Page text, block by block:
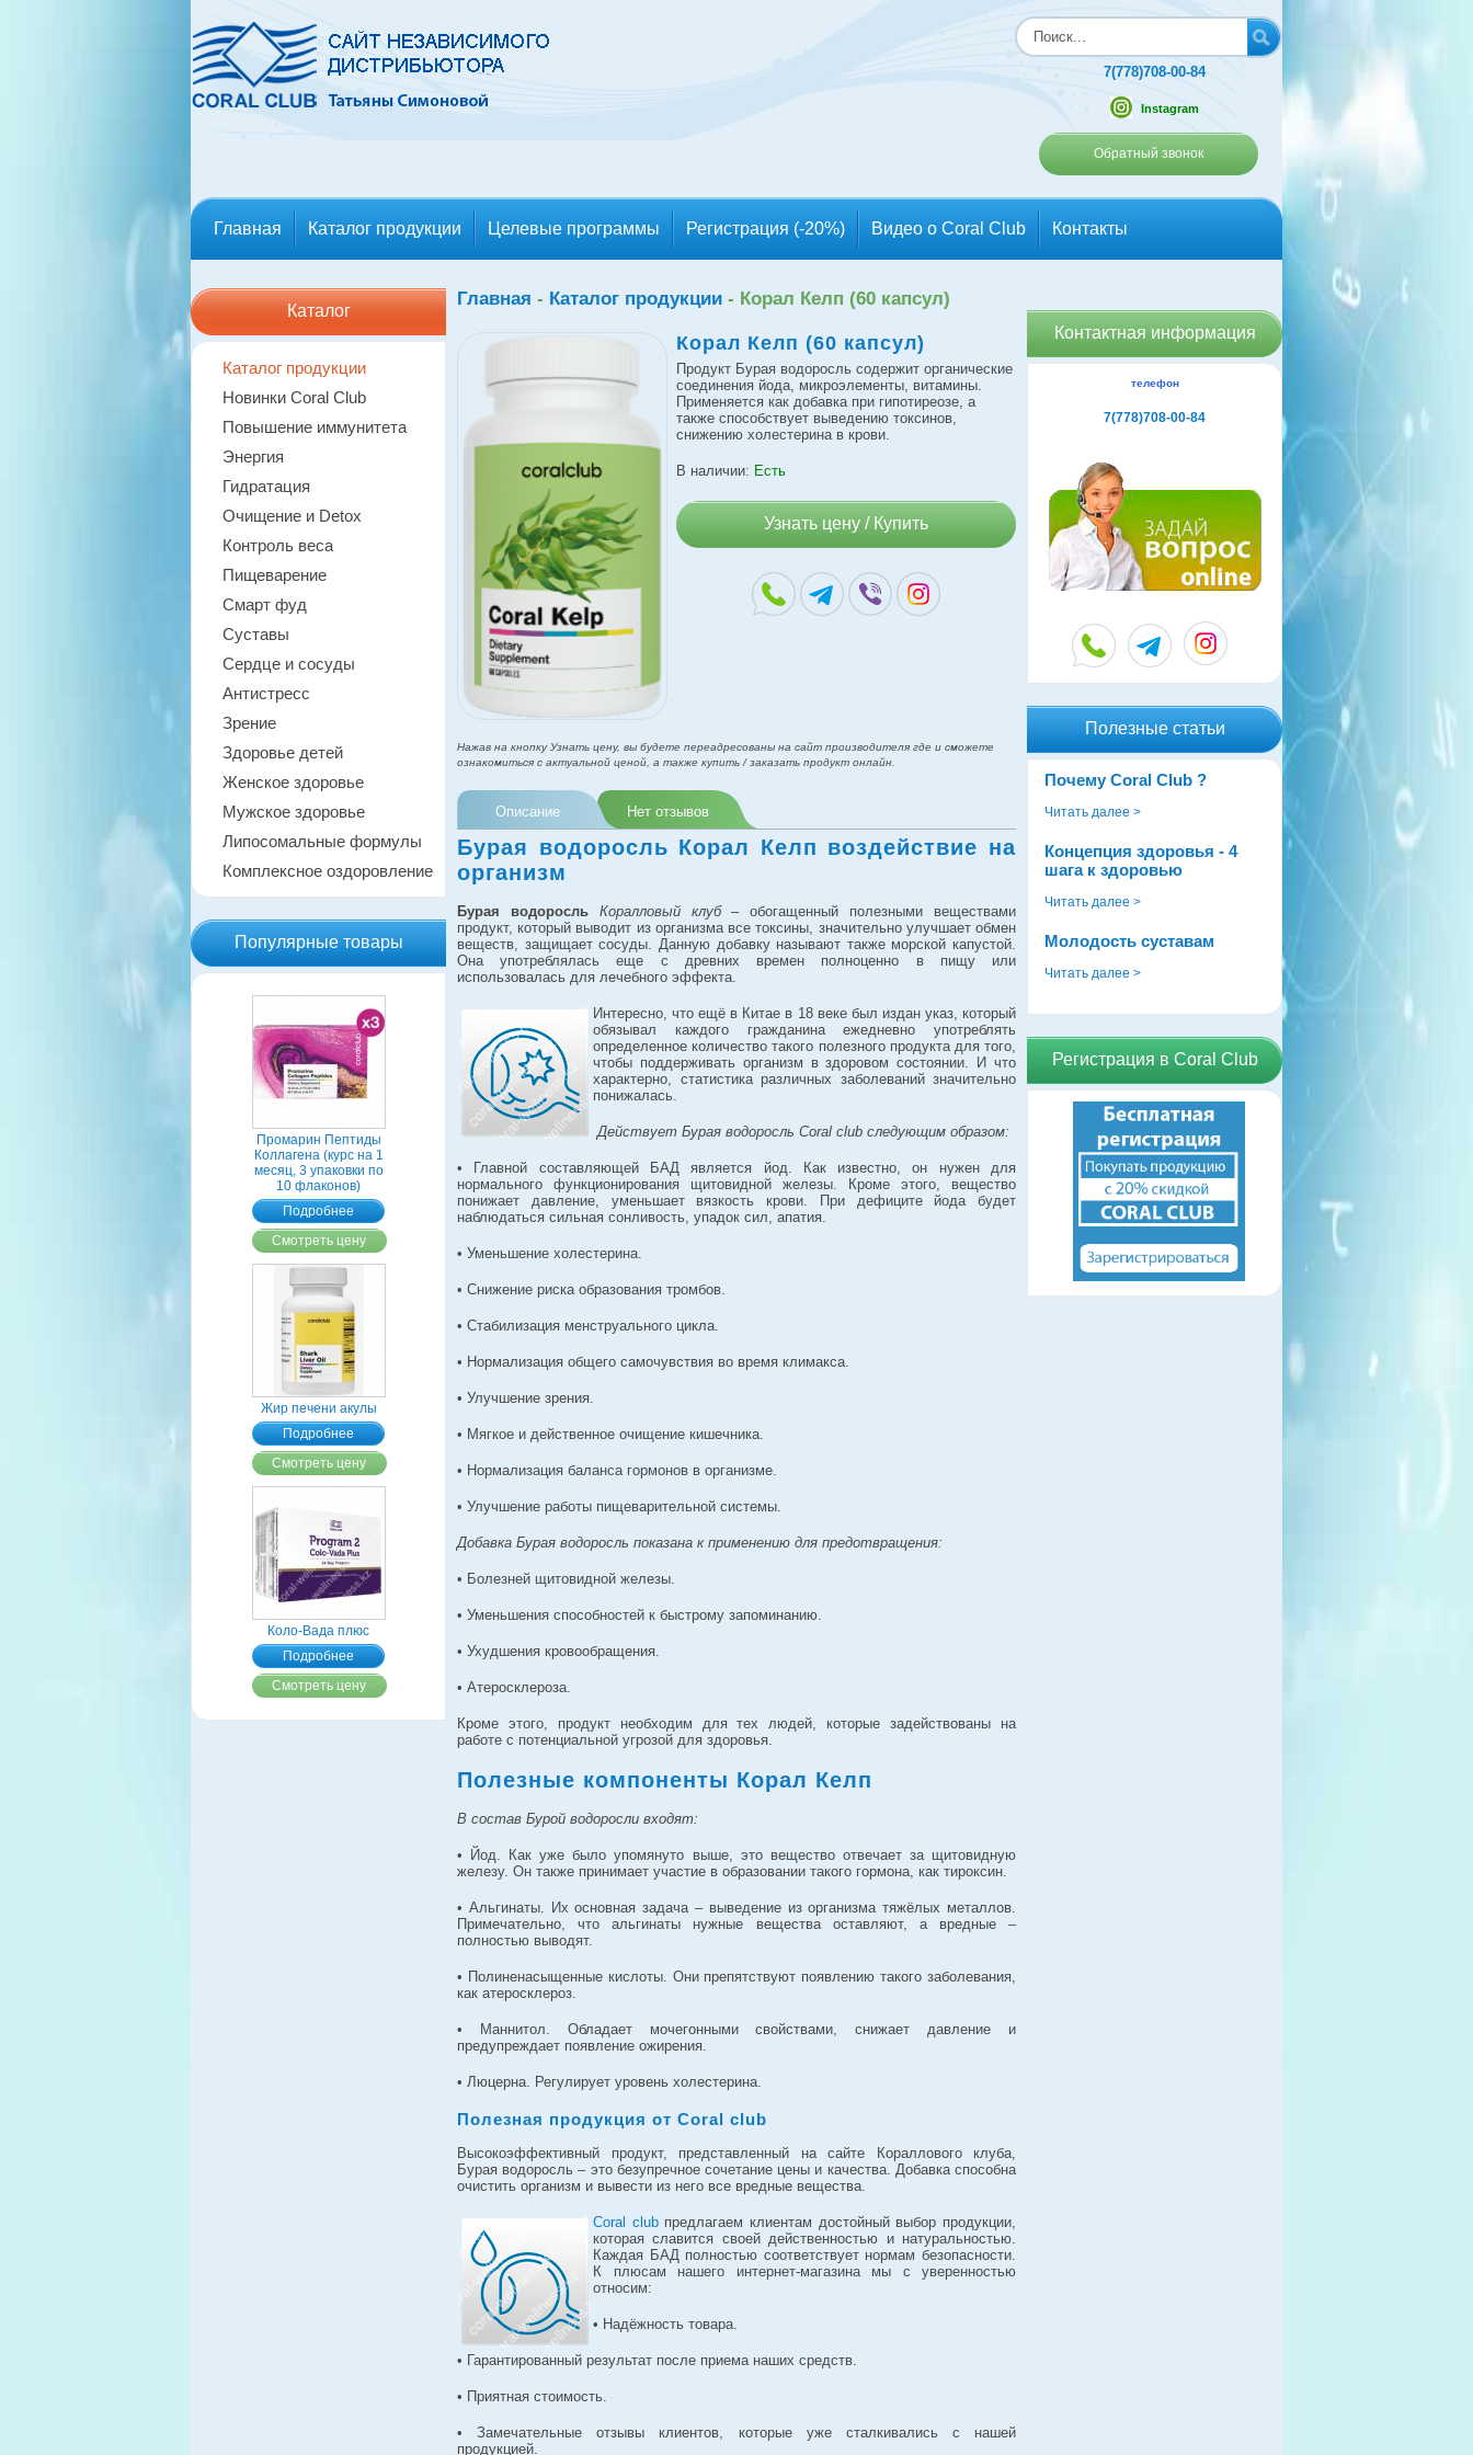
7(778)708-00-84
Instagram
Обратный звонок
Главная Каталог продукции Целевые программы Регистрация (-20%) Видео о Coral Club Контакты
Каталог
Каталог продукции
Новинки Coral Club
Повышение иммунитета
Энергия
Гидратация
Очищение и Detox
Контроль веса
Пищеварение
Смарт фуд
Суставы
Сердце и сосуды
Антистресс
Зрение
Здоровье детей
Женское здоровье
Мужское здоровье
Липосомальные формулы
Комплексное оздоровление
Популярные товары
Промарин Пептиды
Коллагена (курс на 1
месяц, 3 упаковки по
10 флаконов)
Подробнее
Смотреть цену
Жир печени акулы
Подробнее
Смотреть цену
Коло-Вада плюс
Подробнее
Смотреть цену
Главная - Каталог продукции - Корал Келп (60 капсул)
Корал Келп (60 капсул)
Продукт Бурая водоросль содержит органические
соединения йода, микроэлементы, витамины.
Применяется как добавка при гипотиреозе, а
также способствует выведению токсинов,
снижению холестерина в крови.
В наличии: Есть
Узнать цену / Купить
Нажав на кнопку Узнать цену, вы будете переадресованы на сайт производителя где и сможете
ознакомиться с актуальной ценой, а также купить / заказать продукт онлайн.
Описание Нет отзывов
Бурая водоросль Корал Келп воздействие на
организм
Бурая водоросль Коралловый клуб– обогащенный полезными веществами
продукт, который выводит из организма все токсины, значительно улучшает обмен
веществ, защищает сосуды. Данную добавку называют также морской капустой.
Она употреблялась еще с древних времен полноценно в пищу или
использовалась для лечебного эффекта.
Интересно, что ещё в Китае в 18 веке был издан указ, который
обязывал каждого гражданина ежедневно употреблять
определенное количество такого полезного продукта для того,
чтобы поддерживать организм в здоровом состоянии. И что
характерно, статистика различных заболеваний значительно
понижалась.
Действует Бурая водоросль Coral club следующим образом:
• Главной составляющей БАД является йод. Как известно, он нужен для
нормального функционирования щитовидной железы. Кроме этого, вещество
понижает давление, уменьшает вязкость крови. При дефиците йода будет
наблюдаться сильная сонливость, упадок сил, апатия.
• Уменьшение холестерина.
• Снижение риска образования тромбов.
• Стабилизация менструального цикла.
• Нормализация общего самочувствия во время климакса.
• Улучшение зрения.
• Мягкое и действенное очищение кишечника.
• Нормализация баланса гормонов в организме.
• Улучшение работы пищеварительной системы.
Добавка Бурая водоросль показана к применению для предотвращения:
• Болезней щитовидной железы.
• Уменьшения способностей к быстрому запоминанию.
• Ухудшения кровообращения.
• Атеросклероза.
Кроме этого, продукт необходим для тех людей, которые задействованы на
работе с потенциальной угрозой для здоровья.
Полезные компоненты Корал Келп
В состав Бурой водоросли входят:
• Йод. Как уже было упомянуто выше, это вещество отвечает за щитовидную
железу. Он также принимает участие в образовании такого гормона, как тироксин.
• Альгинаты. Их основная задача – выведение из организма тяжёлых металлов.
Примечательно, что альгинаты нужные вещества оставляют, а вредные –
полностью выводят.
• Полиненасыщенные кислоты. Они препятствуют появлению такого заболевания,
как атеросклероз.
• Маннитол. Обладает мочегонными свойствами, снижает давление и
предупреждает появление ожирения.
• Люцерна. Регулирует уровень холестерина.
Полезная продукция от Coral club
Высокоэффективный продукт, представленный на сайте Кораллового клуба,
Бурая водоросль – это безупречное сочетание цены и качества. Добавка способна
очистить организм и вывести из него все вредные вещества.
Coral clubпредлагаем клиентам достойный выбор продукции,
которая славится своей действенностью и натуральностью.
Каждая БАД полностью соответствует нормам безопасности.
К плюсам нашего интернет-магазина мы с уверенностью
относим:
• Надёжность товара.
• Гарантированный результат после приема наших средств.
• Приятная стоимость.
• Замечательные отзывы клиентов, которые уже сталкивались с нашей
продукцией.
Контактная информация
телефон
7(778)708-00-84
Полезные статьи
Почему Coral Club ?
Читать далее >
Концепция здоровья - 4
шага к здоровью
Читать далее >
Молодость суставам
Читать далее >
Регистрация в Coral Club